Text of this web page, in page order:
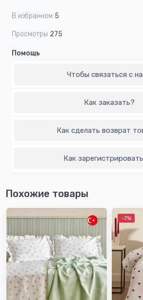
В избранном 5
Просмотры 275
Помощь
Чтобы связаться с
Как заказать?
Как сделать возврат
Как
Похожие товары
-7%